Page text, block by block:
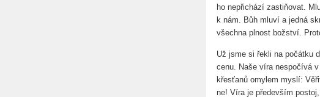
ho nepřichází zastiňovat.
k nám. Bůh mluví a jedná
všechna plnost božství.
Už jsme si řekli na počátku
cenu. Naše víra nespočívá
křesťanů omylem myslí:
ne! Víra je především